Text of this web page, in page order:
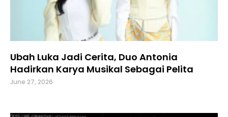
Ubah Luka Jadi Cerita, Duo Antonia
Hadirkan Karya Musikal Sebagai Pelita
June 27, 2026